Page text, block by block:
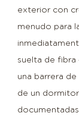
exterior con
menudo para
suelta de fibra
una barrera
de un